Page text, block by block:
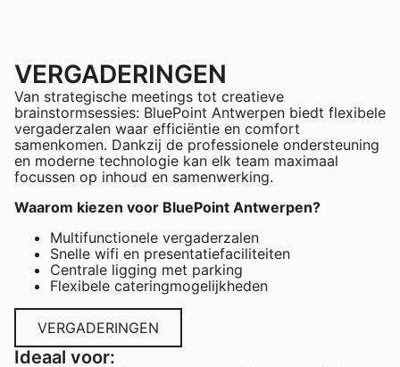
VERGADERINGEN
Van strategische meetings tot creatieve
brainstormsessies: BluePoint Antwerpen biedt flexibele
vergaderzalen waar efficiëntie en comfort
samenkomen. Dankzij de professionele ondersteuning
en moderne technologie kan elk team maximaal
focussen op inhoud en samenwerking.
Waarom kiezen voor BluePoint Antwerpen?
Multifunctionele vergaderzalen
Snelle wifi en presentatiefaciliteiten
Centrale ligging met parking
Flexibele cateringmogelijkheden
VERGADERINGEN
Ideaal voor: